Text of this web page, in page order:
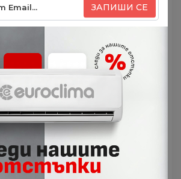
отопление и охлаждане:
както за охлаждане през
за отопление през зимата,
универсален за целогодишно
:
е проектиран да работи
което осигурява комфортна
прекалени шумове.
ЗАПИШИ СЕ